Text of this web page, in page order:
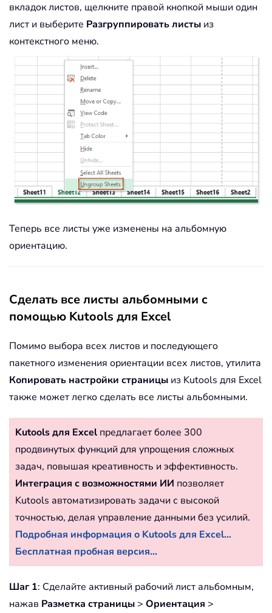
вкладок листов, щелкните правой кнопкой мыши один
лист и выберите Разгруппировать листы из
контекстного меню.
Теперь все листы уже изменены на альбомную
ориентацию.
Сделать все листы альбомными с
помощью Kutools для Excel
Помимо выбора всех листов и последующего
пакетного изменения ориентации всех листов, утилита
Копировать настройки страницы из Kutools для Excel
также может легко сделать все листы альбомными.
Kutools для Excel предлагает более 300
продвинутых функций для упрощения сложных
задач, повышая креативность и эффективность.
Интеграция с возможностями ИИ позволяет
Kutools автоматизировать задачи с высокой
точностью, делая управление данными без усилий.
Подробная информация о Kutools для Excel...
Бесплатная пробная версия...
Шаг 1: Сделайте активный рабочий лист альбомным,
нажав Разметка страницы > Ориентация >